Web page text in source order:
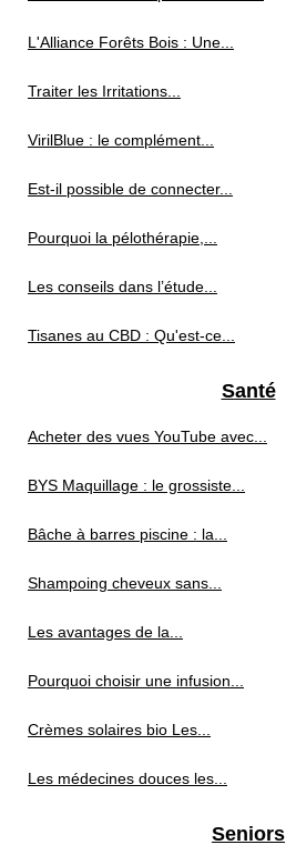
L'Alliance Forêts Bois : Une...
Traiter les Irritations...
VirilBlue : le complément...
Est-il possible de connecter...
Pourquoi la pélothérapie,...
Les conseils dans l’étude...
Tisanes au CBD : Qu'est-ce...
Santé
Acheter des vues YouTube avec...
BYS Maquillage : le grossiste...
Bâche à barres piscine : la...
Shampoing cheveux sans...
Les avantages de la...
Pourquoi choisir une infusion...
Crèmes solaires bio Les...
Les médecines douces les...
Seniors